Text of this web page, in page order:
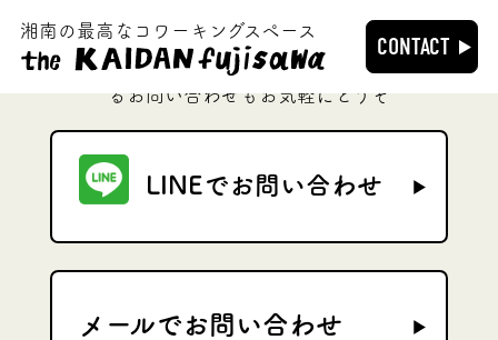
湘南の最高なコワーキングスペース
CONTACT
プランなど theKAIDANfujisawa のご利用に関す
るお問い合わせもお気軽にどうぞ
LINEでお問い合わせ
メールでお問い合わせ